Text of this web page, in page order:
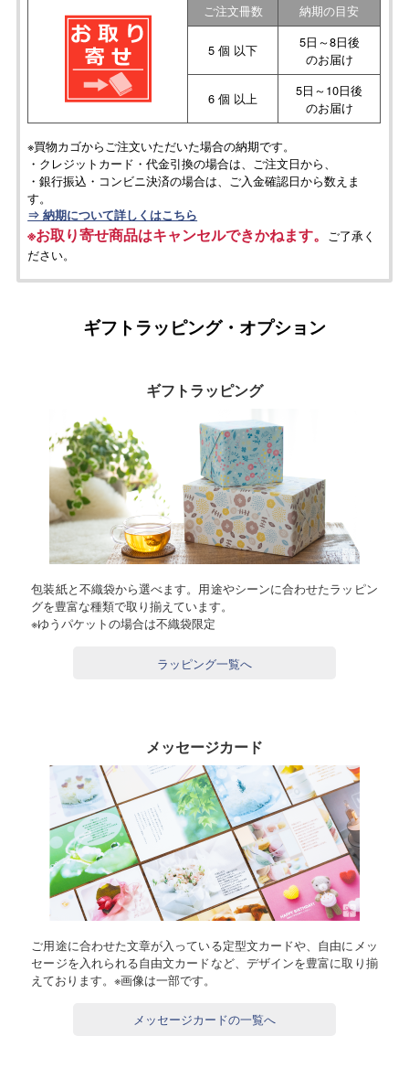
ご注文冊数 納期の目安
5 個 以下
5日～8日後
のお届け
6 個 以上
5日～10日後
のお届け
※買物カゴからご注文いただいた場合の納期です。
・クレジットカード・代金引換の場合は、ご注文日から、
・銀行振込・コンビニ決済の場合は、ご入金確認日から数えま
す。
⇒ 納期について詳しくはこちら
※お取り寄せ商品はキャンセルできかねます。 ご了承く
ださい。
ギフトラッピング・オプション
ギフトラッピング
包装紙と不織袋から選べます。用途やシーンに合わせたラッピン
グを豊富な種類で取り揃えています。
※ゆうパケットの場合は不織袋限定
ラッピング一覧へ
メッセージカード
ご用途に合わせた文章が入っている定型文カードや、自由にメッ
セージを入れられる自由文カードなど、デザインを豊富に取り揃
えております。※画像は一部です。
メッセージカードの一覧へ